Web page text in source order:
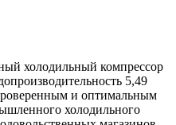
холодильный компрессор
5,49
и оптимальным
холодильного